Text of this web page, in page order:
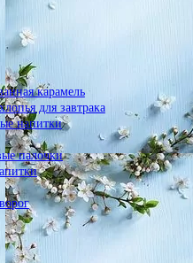
карамель
для завтрака
напитки
палочки